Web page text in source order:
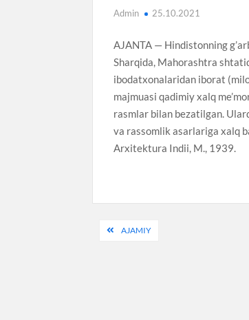
Admin 25.10.2021
AJANTA — Hindistonning
Sharqida, Mahorashtra
ibodatxonalaridan iborat
majmuasi qadimiy xalq
rasmlar bilan bezatilgan.
va rassomlik asarlariga xalq
Arxitektura Indii, M., 1939.
PostAJAMIY